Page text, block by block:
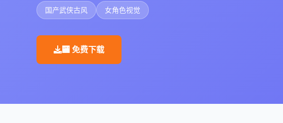
国产武侠古风 女角色视觉
🏧 免费下载